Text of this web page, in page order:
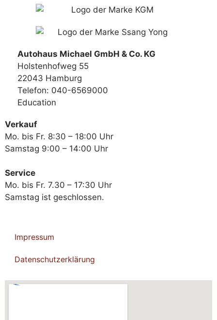
Autohaus Michael GmbH & Co. KG
Holstenhofweg 55
22043 Hamburg
Telefon: 040-6569000
Education
Verkauf
Mo. bis Fr. 8:30 – 18:00 Uhr
Samstag 9:00 – 14:00 Uhr
Service
Mo. bis Fr. 7.30 – 17:30 Uhr
Samstag ist geschlossen.
Impressum
Datenschutzerklärung